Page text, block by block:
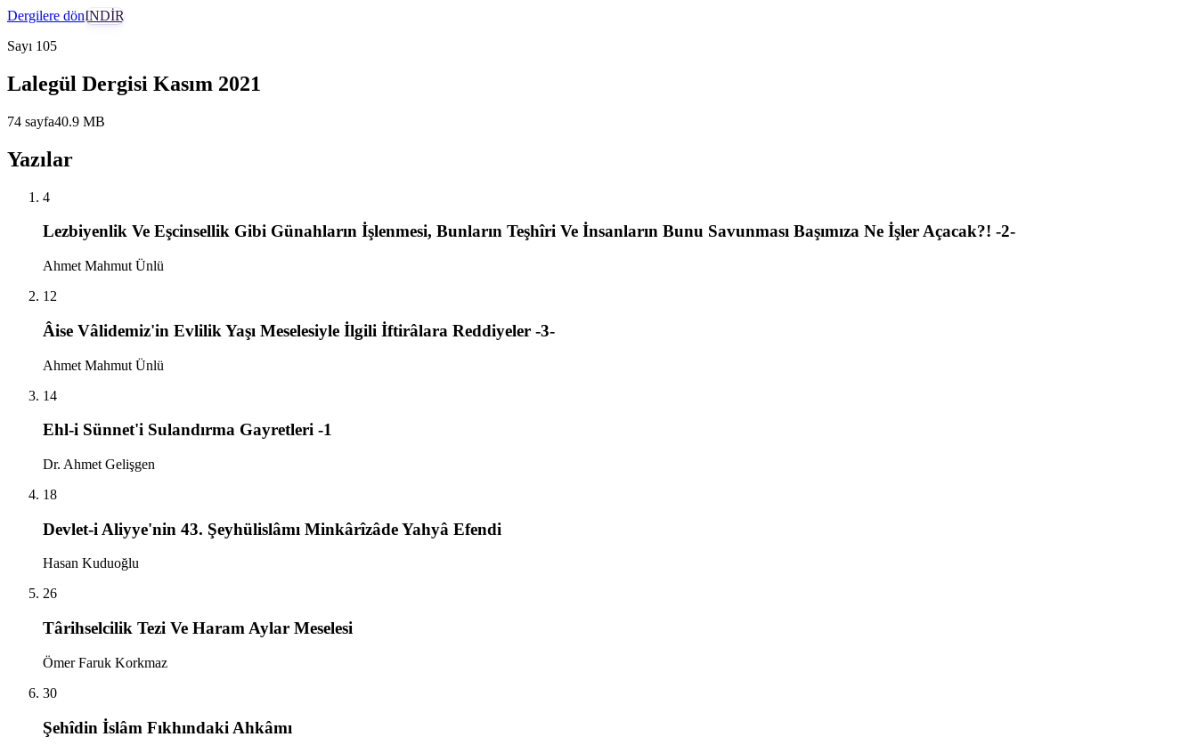
Dergilere dönİNDİR
Sayı 105
Lalegül Dergisi Kasım 2021
74 sayfa40.9 MB
Yazılar
4
Lezbiyenlik Ve Eşcinsellik Gibi Günahların İşlenmesi, Bunların Teşhîri Ve İnsanların Bunu Savunması Başımıza Ne İşler Açacak?! -2-
Ahmet Mahmut Ünlü
12
Âise Vâlidemiz'in Evlilik Yaşı Meselesiyle İlgili İftirâlara Reddiyeler -3-
Ahmet Mahmut Ünlü
14
Ehl-i Sünnet'i Sulandırma Gayretleri -1
Dr. Ahmet Gelişgen
18
Devlet-i Aliyye'nin 43. Şeyhülislâmı Minkârîzâde Yahyâ Efendi
Hasan Kuduoğlu
26
Târihselcilik Tezi Ve Haram Aylar Meselesi
Ömer Faruk Korkmaz
30
Şehîdin İslâm Fıkhındaki Ahkâmı